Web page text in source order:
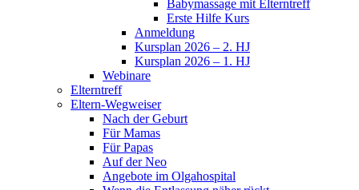
Babymassage mit Elterntreff
Erste Hilfe Kurs
Anmeldung
Kursplan 2026 – 2. HJ
Kursplan 2026 – 1. HJ
Webinare
Elterntreff
Eltern-Wegweiser
Nach der Geburt
Für Mamas
Für Papas
Auf der Neo
Angebote im Olgahospital